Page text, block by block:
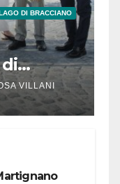
DI BRACCIANO
VILLANI